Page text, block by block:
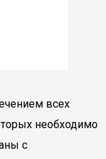
всех
необходимо
с